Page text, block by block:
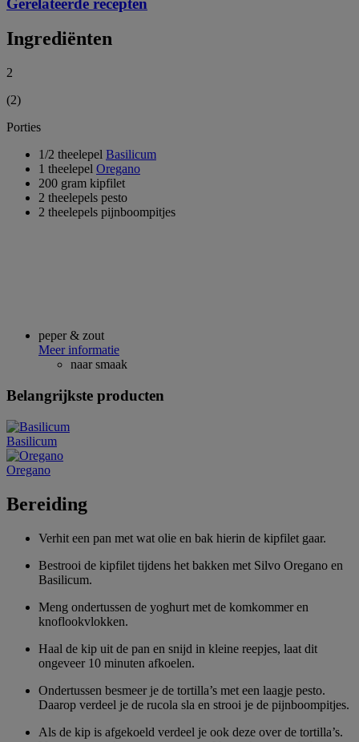
Ingrediënten
2
(2)
Porties
1/2 theelepel Basilicum
1 theelepel Oregano
200 gram kipfilet
2 theelepels pesto
2 theelepels pijnboompitjes
peper & zout
Meer informatie
naar smaak
Belangrijkste producten
Basilicum
Oregano
Bereiding
Verhit een pan met wat olie en bak hierin de kipfilet gaar.
Bestrooi de kipfilet tijdens het bakken met Silvo Oregano en
Basilicum.
Meng ondertussen de yoghurt met de komkommer en
knoflookvlokken.
Haal de kip uit de pan en snijd in kleine reepjes, laat dit
ongeveer 10 minuten afkoelen.
Ondertussen besmeer je de tortilla’s met een laagje pesto.
Daarop verdeel je de rucola sla en strooi je de pijnboompitjes.
Als de kip is afgekoeld verdeel je ook deze over de tortilla’s.